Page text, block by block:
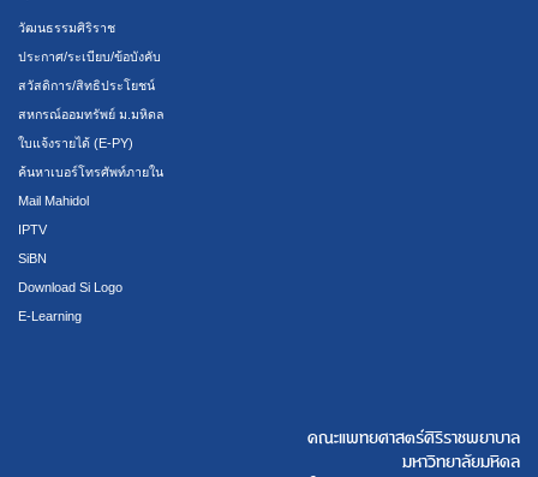
วัฒนธรรมศิริราช
ประกาศ/ระเบียบ/ข้อบังคับ
สวัสดิการ/สิทธิประโยชน์
สหกรณ์ออมทรัพย์ ม.มหิดล
ใบแจ้งรายได้ (E-PY)
ค้นหาเบอร์โทรศัพท์ภายใน
Mail Mahidol
IPTV
SiBN
Download Si Logo
E-Learning
คณะแพทยศาสตร์ศิริราชพยาบาล
มหาวิทยาลัยมหิดล